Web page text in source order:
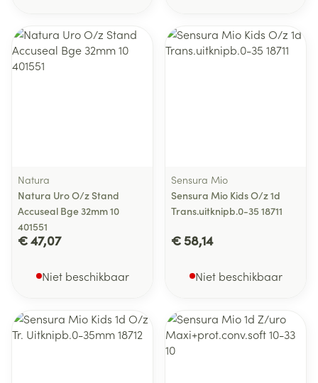
Natura
Natura Uro O/z Stand
Accuseal Bge 32mm 10
401551
€ 47,07
Niet beschikbaar
Sensura Mio
Sensura Mio Kids O/z 1d
Trans.uitknipb.0-35 18711
€ 58,14
Niet beschikbaar